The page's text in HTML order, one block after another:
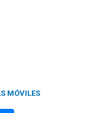
MÓVILES